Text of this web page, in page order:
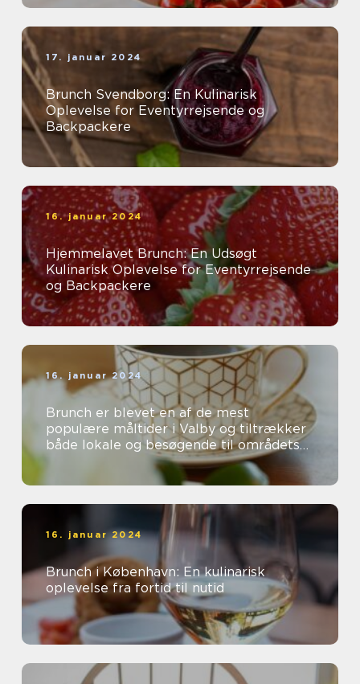
17. januar 2024
Brunch Svendborg: En Kulinarisk
Oplevelse for Eventyrrejsende og
Backpackere
16. januar 2024
Hjemmelavet Brunch: En Udsøgt
Kulinarisk Oplevelse for Eventyrrejsende
og Backpackere
16. januar 2024
Brunch er blevet en af de mest
populære måltider i Valby og tiltrækker
både lokale og besøgende til områdets
mange charmerende caféer og
16. januar 2024
Brunch i København: En kulinarisk
oplevelse fra fortid til nutid